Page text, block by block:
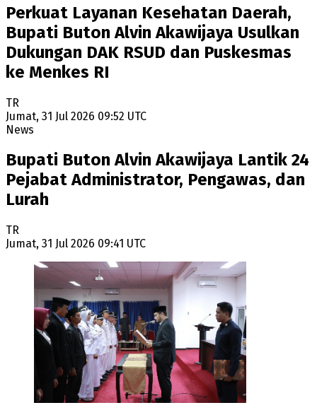
Perkuat Layanan Kesehatan Daerah,
Bupati Buton Alvin Akawijaya Usulkan
Dukungan DAK RSUD dan Puskesmas
ke Menkes RI
TR
Jumat, 31 Jul 2026 09:52 UTC
News
Bupati Buton Alvin Akawijaya Lantik 24
Pejabat Administrator, Pengawas, dan
Lurah
TR
Jumat, 31 Jul 2026 09:41 UTC